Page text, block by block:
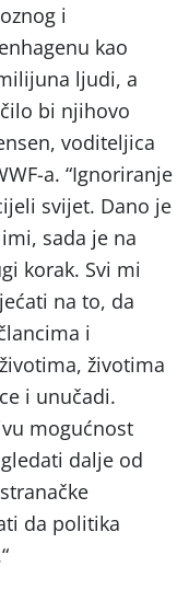
i
kao
ljudi, a
bi njihovo
voditeljica
a. “Ignoriranje
svijet. Dano je
sada je na
korak. Svi mi
na to, da
i
životima
i unučadi.
mogućnost
dalje od
da politika